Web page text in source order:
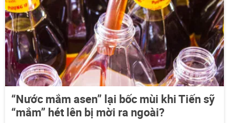
“Nước mắm asen” lại bốc mùi khi Tiến sỹ
“mắm” hét lên bị mời ra ngoài?